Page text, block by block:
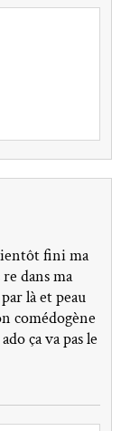
fini ma
dans ma
là et peau
comédogène
ça va pas le